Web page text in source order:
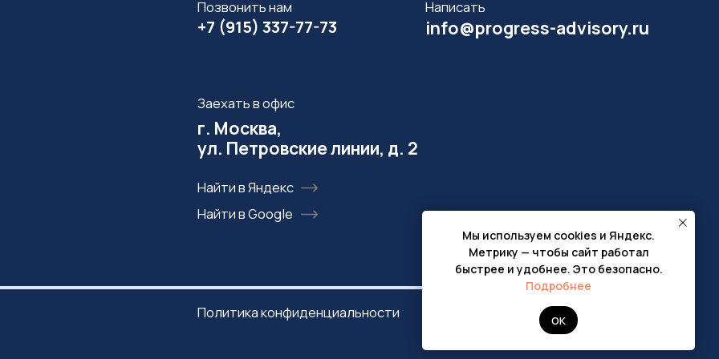
Мы используем cookies и Яндекс.
Метрику — чтобы сайт работал
быстрее и удобнее. Это безопасно.
Подробнее
ОК
Политика конфиденциальности